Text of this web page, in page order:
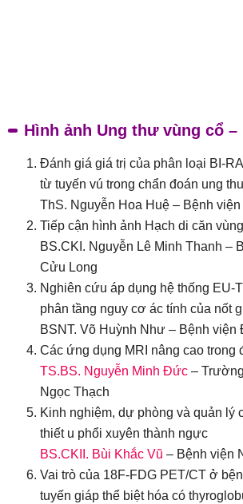
Hình ảnh Ung thư vùng cổ –
Đánh giá giá trị của phân loại BI-
từ tuyến vú trong chẩn đoán ung
ThS. Nguyễn Hoa Huệ – Bệnh
Tiếp cận hình ảnh Hạch di căn
BS.CKI. Nguyễn Lê Minh Thanh –
Cửu Long
Nghiên cứu áp dụng hệ thống EU-
phân tầng nguy cơ ác tính của nốt
BSNT. Võ Huỳnh Như – Bệnh
Các ứng dụng MRI nâng cao trong
TS.BS. Nguyễn Minh Đức –
Ngọc Thạch
Kinh nghiệm, dự phòng và quản lý
thiết u phổi xuyên thành ngực
BS.CKII. Bùi Khắc Vũ – Bệnh viện
Vai trò của 18F-FDG PET/CT ở
tuyến giáp thể biệt hóa có